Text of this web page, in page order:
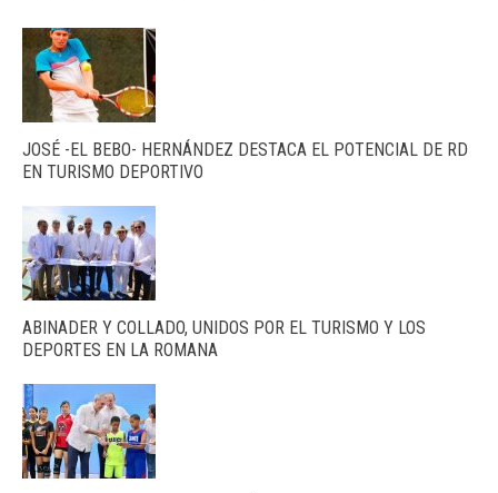
JOSÉ -EL BEBO- HERNÁNDEZ DESTACA EL POTENCIAL DE RD
EN TURISMO DEPORTIVO
ABINADER Y COLLADO, UNIDOS POR EL TURISMO Y LOS
DEPORTES EN LA ROMANA